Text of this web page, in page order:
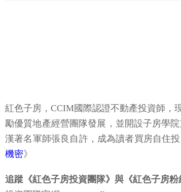
勵優質地產經營團隊發展，並開設子房學
漢著名軍師張良自許，成為讀者買房自住
機密》
投資團隊官網：www.redipartners.net